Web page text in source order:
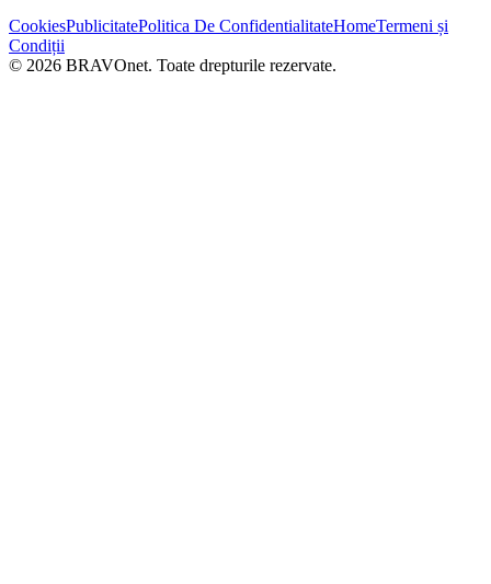
CookiesPublicitatePolitica De ConfidentialitateHomeTermeni și
Condiții
© 2026 BRAVOnet. Toate drepturile rezervate.